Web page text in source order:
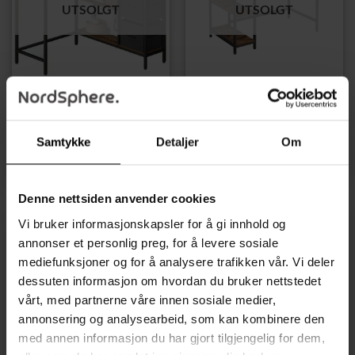
Samtykke Detaljer Om
Denne nettsiden anvender cookies
Vi bruker informasjonskapsler for å gi innhold og
annonser et personlig preg, for å levere sosiale
mediefunksjoner og for å analysere trafikken vår. Vi deler
dessuten informasjon om hvordan du bruker nettstedet
vårt, med partnerne våre innen sosiale medier,
annonsering og analysearbeid, som kan kombinere den
med annen informasjon du har gjort tilgjengelig for dem,
UTSOLGT
SKRIVEBORD
Hjørneskrivebord i L-form
(115 × 105 cm)
1399,00kr
UTSOLGT
Industrielt skrivebord med
UTSOLGT UTSOLGT